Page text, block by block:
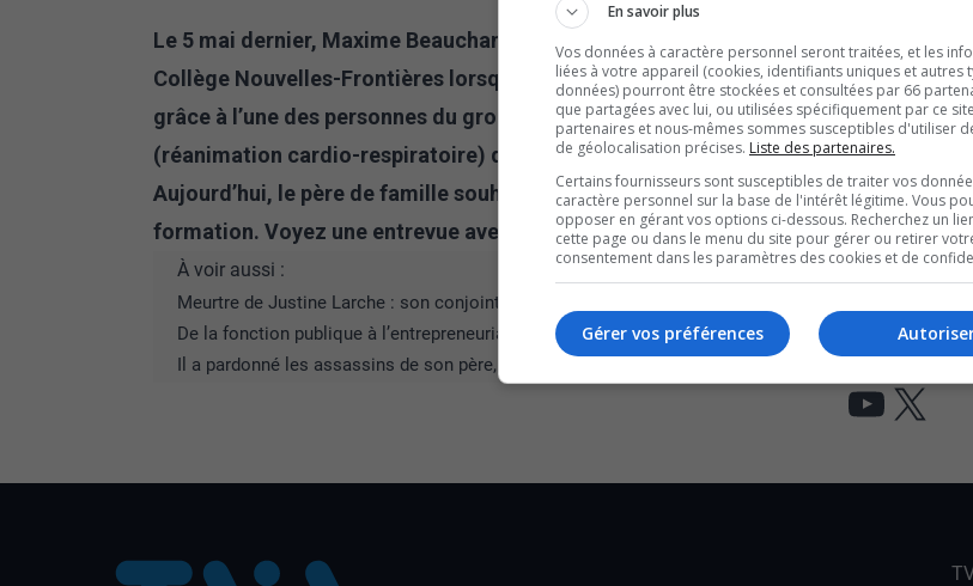
Le 5 mai dernier, Maxime Beauchamp jouait au basketball au terrain du
Collège Nouvelles-Frontières lorsqu’il a subi un arrêt cardiorespiratoire. C’est
grâce à l’une des personnes du groupe d’amis qui avait sa formation de RCR
(réanimation cardio-respiratoire) que M. Beauchamp a pu survivre.
Aujourd’hui, le père de famille souhaite sensibiliser à l’importance de la
formation. Voyez une entrevue avec lui.
À voir aussi :
Meurtre de Justine Larche : son conjoint et son amie se confient
De la fonction publique à l’entrepreneuriat : une Gatinoise vit son rêve de petite fille
Il a pardonné les assassins de son père, battu à mort en 1995
X
En savoir plus
Vos données à caractère personnel seront traitées, et les
liées à votre appareil (cookies, identifiants uniques et autres
données) pourront être stockées et consultées par 66
que partagées avec lui, ou utilisées spécifiquement par ce
partenaires et nous-mêmes sommes susceptibles d'utiliser
de géolocalisation précises. Liste des partenaires.
Certains fournisseurs sont susceptibles de traiter vos
caractère personnel sur la base de l'intérêt légitime. Vous
opposer en gérant vos options ci-dessous. Recherchez un
cette page ou dans le menu du site pour gérer ou retirer
consentement dans les paramètres des cookies et de
Gérer vos préférences